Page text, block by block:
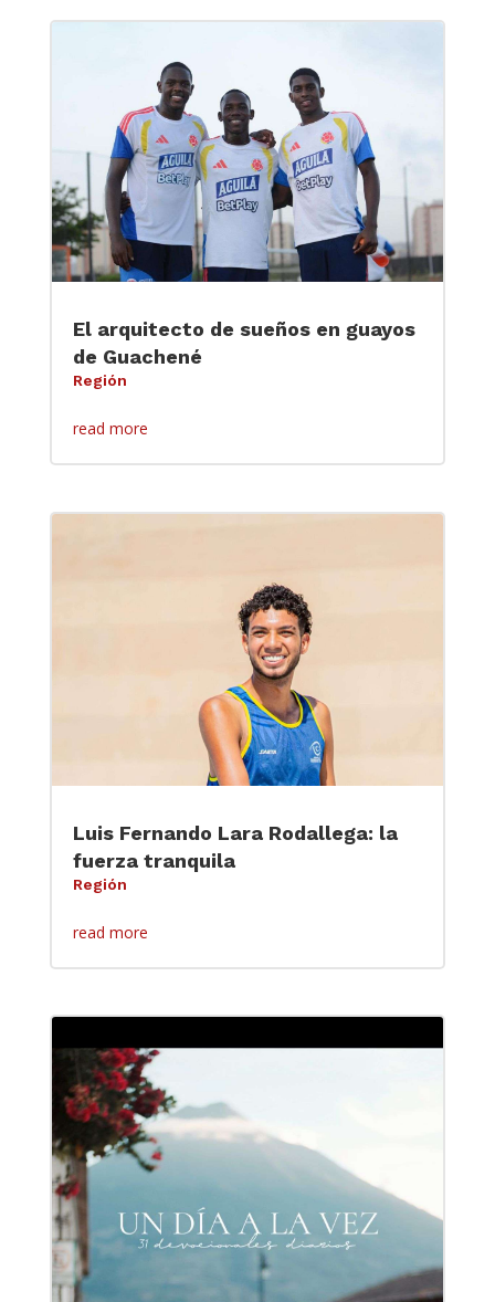
El arquitecto de sueños en guayos
de Guachené
Región
read more
Luis Fernando Lara Rodallega: la
fuerza tranquila
Región
read more